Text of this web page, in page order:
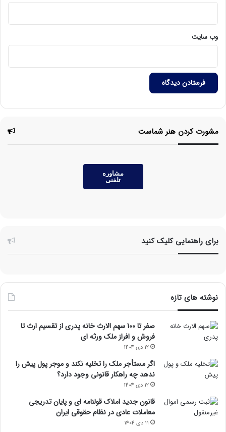
وب‌ سایت
مشورت کردن هنر شماست
مشاوره
تلفنی
برای راهنمایی کلیک کنید
نوشته های تازه
صفر تا 100 سهم الارث خانه پدری از تقسیم ارث تا
فروش و افراز ملک ورثه ای
12 دی 1404
اگر مستأجر ملک را تخلیه نکند و موجر پول پیش را
ندهد چه راهکار قانونی وجود دارد؟
12 دی 1404
قانون جدید املاک قولنامه ای و پایان تدریجی
معاملات عادی در نظام حقوقی ایران
11 دی 1404